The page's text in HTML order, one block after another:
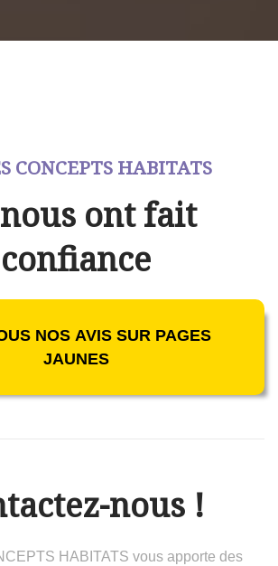
CONCEPTS HABITATS
ont fait
confiance
NOS AVIS SUR PAGES
JAUNES
nous !
HABITATS vous apporte des